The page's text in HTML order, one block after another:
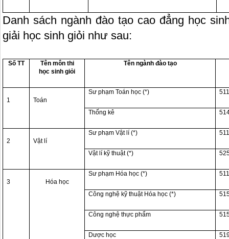
Danh sách ngành đào tạo cao đẳng học
giải học sinh giỏi như sau:
Số TT
Tên môn thi
học sinh giỏi
Tên ngành đào tạo
1 Toán
Sư phạm Toán học (*)
Thống kê
2 Vật lí
Sư phạm Vật lí (*)
Vật lí kỹ thuật (*)
3 Hóa học
Sư phạm Hóa học (*)
Công nghệ kỹ thuật Hóa học (*)
Công nghệ thực phẩm
Dược học